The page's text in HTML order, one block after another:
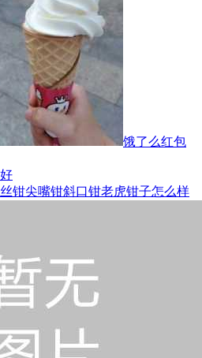
饿了么红包
钳尖嘴钳斜口钳老虎钳子怎么样